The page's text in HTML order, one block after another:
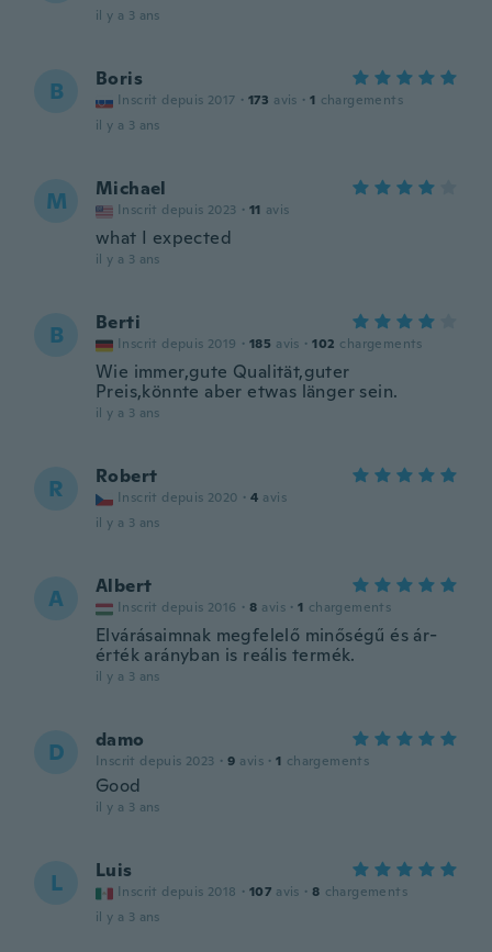
il y a 3 ans
B Boris
Inscrit depuis 2017 · 173 avis · 1 chargements
il y a 3 ans
M Michael
Inscrit depuis 2023 · 11 avis
what I expected
il y a 3 ans
B Berti
Inscrit depuis 2019 · 185 avis · 102 chargements
Wie immer,gute Qualität,guter
Preis,könnte aber etwas länger sein.
il y a 3 ans
R Robert
Inscrit depuis 2020 · 4 avis
il y a 3 ans
A Albert
Inscrit depuis 2016 · 8 avis · 1 chargements
Elvárásaimnak megfelelő minőségű és ár-
érték arányban is reális termék.
il y a 3 ans
D damo
Inscrit depuis 2023 · 9 avis · 1 chargements
Good
il y a 3 ans
L Luis
Inscrit depuis 2018 · 107 avis · 8 chargements
il y a 3 ans